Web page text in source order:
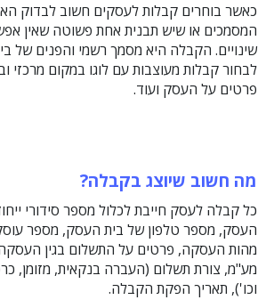
כאשר בוחרים קבלות לעסקים חשוב לבדוק
המסמכים או שיש תבנית אחת פשוטה שאין
שינויים. הקבלה היא מסמך רשמי והפנים של
לבחור קבלות מעוצבות עם לוגו במקום
פרטים על העסק ועוד.
מה חשוב שיוצג בקבלה?
כל קבלה לעסק חייבת לכלול מספר סידורי
העסק, מספר טלפון של בית העסק, מספר
מהות העסקה, פרטים על התשלום בגין
מע"מ, צורת תשלום (העברה בנקאית, מזומן,
וכו'), תאריך הפקת הקבלה.